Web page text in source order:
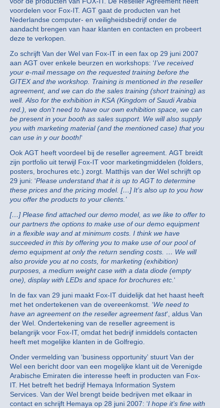
voordelen voor Fox-IT. AGT gaat de producten van het
Nederlandse computer- en veiligheidsbedrijf onder de
aandacht brengen van haar klanten en contacten en probeert
deze te verkopen.
Zo schrijft Van der Wel van Fox-IT in een fax op 29 juni 2007
aan AGT over enkele beurzen en workshops: ‘I’ve received
your e-mail message on the requested training before the
GITEX and the workshop. Training is mentioned in the reseller
agreement, and we can do the sales training (short training) as
well. Also for the exhibition in KSA (Kingdom of Saudi Arabia
red.), we don’t need to have our own exhibition space, we can
be present in your booth as sales support. We will also supply
you with marketing material (and the mentioned case) that you
can use in y our booth!‘
Ook AGT heeft voordeel bij de reseller agreement. AGT breidt
zijn portfolio uit terwijl Fox-IT voor marketingmiddelen (folders,
posters, brochures etc.) zorgt. Matthijs van der Wel schrijft op
29 juni: ‘Please understand that it is up to AGT to determine
these prices and the pricing model. […] It’s also up to you how
you offer the products to your clients.’
[…] Please find attached our demo model, as we like to offer to
our partners the options to make use of our demo equipment
in a flexible way and at minimum costs. I think we have
succeeded in this by offering you to make use of our pool of
demo equipment at only the return sending costs. … We will
also provide you at no costs, for marketing (exhibition)
purposes, a medium weight case with a data diode (empty
one), display with LEDs and space for brochures etc. ‘
In de fax van 29 juni maakt Fox-IT duidelijk dat het haast heeft
met het ondertekenen van de overeenkomst. ‘We need to
have an agreement on the reseller agreement fast‘, aldus Van
der Wel. Ondertekening van de reseller agreement is
belangrijk voor Fox-IT, omdat het bedrijf inmiddels contacten
heeft met mogelijke klanten in de Golfregio.
Onder vermelding van ‘business opportunity’ stuurt Van der
Wel een bericht door van een mogelijke klant uit de Verenigde
Arabische Emiraten die interesse heeft in producten van Fox-
IT. Het betreft het bedrijf Hemaya Information System
Services. Van der Wel brengt beide bedrijven met elkaar in
contact en schrijft Hemaya op 28 juni 2007: ‘I hope it’s fine with